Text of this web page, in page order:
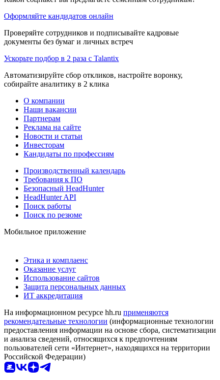
Оформляйте кандидатов онлайн
Проверяйте сотрудников и подписывайте кадровые
документы без бумаг и личных встреч
Ускорьте подбор в 2 раза с Talantix
Автоматизируйте сбор откликов, настройте воронку,
собирайте аналитику в 2 клика
О компании
Наши вакансии
Партнерам
Реклама на сайте
Новости и статьи
Инвесторам
Кандидаты по профессиям
Производственный календарь
Требования к ПО
Безопасный HeadHunter
HeadHunter API
Поиск работы
Поиск по резюме
Мобильное приложение
Этика и комплаенс
Оказание услуг
Использование сайтов
Защита персональных данных
ИТ аккредитация
На информационном ресурсе hh.ru применяются
рекомендательные технологии (информационные технологии
предоставления информации на основе сбора, систематизации
и анализа сведений, относящихся к предпочтениям
пользователей сети «Интернет», находящихся на территории
Российской Федерации)